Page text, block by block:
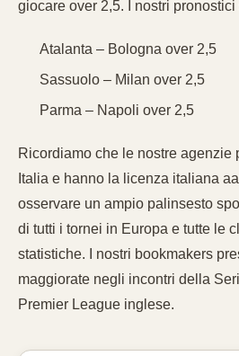
giocare over 2,5. I nostri pronostici
Atalanta – Bologna over 2,5
Sassuolo – Milan over 2,5
Parma – Napoli over 2,5
Ricordiamo che le nostre agenzie
Italia e hanno la licenza italiana
osservare un ampio palinsesto
di tutti i tornei in Europa e tutte le
statistiche. I nostri bookmakers
maggiorate negli incontri della
Premier League inglese.